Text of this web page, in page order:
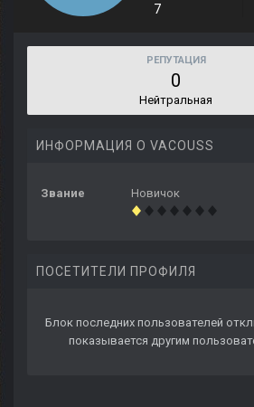
7
РЕПУТАЦИЯ
0
Нейтральная
ИНФОРМАЦИЯ О VACOUSS
Звание Новичок
ПОСЕТИТЕЛИ ПРОФИЛЯ
Блок последних пользователей
показывается другим